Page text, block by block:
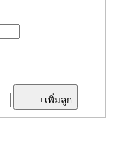
+เพิ่มลูก